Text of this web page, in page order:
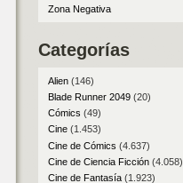
Zona Negativa
Categorías
Alien(146)
Blade Runner 2049(20)
Cómics (49)
Cine(1.453)
Cine de Cómics (4.637)
Cine de Ciencia Ficción(4.058)
Cine de Fantasía(1.923)